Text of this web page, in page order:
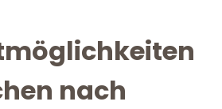
nach